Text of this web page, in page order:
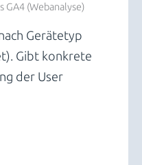
GA4 (Webanalyse)
Gerätetyp
Gibt konkrete
der User